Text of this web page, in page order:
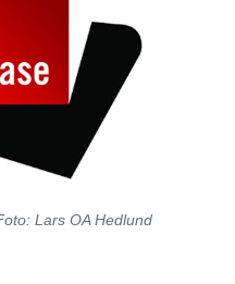
Lars OA Hedlund